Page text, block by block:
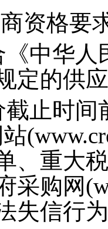
资格要
《中华人
定的供
截止时间
、重大
采购网
失信行